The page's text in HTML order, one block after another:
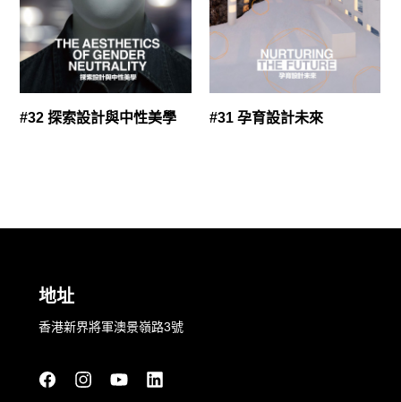
#32 探索設計與中性美學 #31 孕育設計未來
地址
香港新界將軍澳景嶺路3號